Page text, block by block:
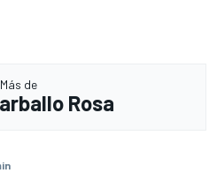
Más de
Rosa